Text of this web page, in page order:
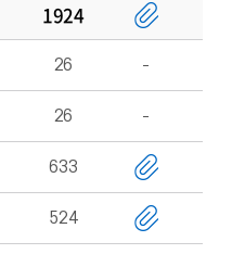
1924
26
26
633
524